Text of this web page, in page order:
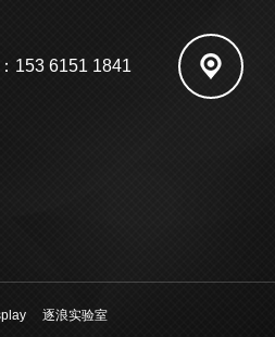
153 6151 1841
逐浪实验室